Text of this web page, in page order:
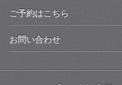
ご予約はこちら
お問い合わせ